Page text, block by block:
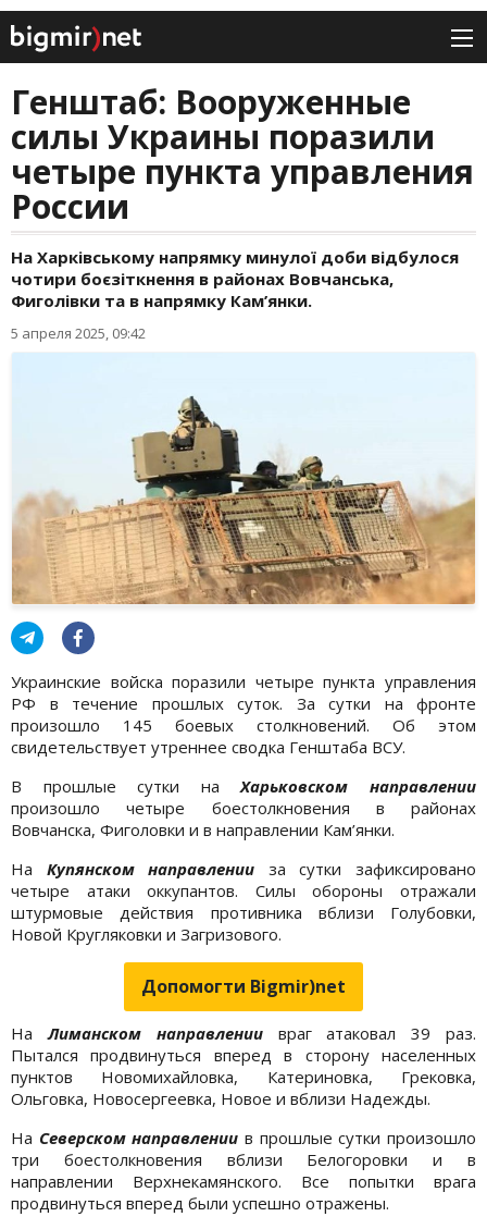
Генштаб: Вооруженные
силы Украины поразили
четыре пункта управления
России
На Харківському напрямку минулої доби відбулося
чотири боєзіткнення в районах Вовчанська,
Фиголівки та в напрямку Кам’янки.
5 апреля 2025, 09:42
Украинские войска поразили четыре пункта управления
РФ в течение прошлых суток. За сутки на фронте
произошло 145 боевых столкновений. Об этом
свидетельствует утреннее сводка Генштаба ВСУ.
В прошлые сутки наХарьковском направлении
произошло четыре боестолкновения в районах
Вовчанска, Фиголовки и в направлении Кам’янки.
На Купянском направлении за сутки зафиксировано
четыре атаки оккупантов. Силы обороны отражали
штурмовые действия противника вблизи Голубовки,
Новой Кругляковки и Загризового.
Допомогти Bigmir)net
НаЛиманском направлениивраг атаковал 39 раз.
Пытался продвинуться вперед в сторону населенных
пунктов Новомихайловка, Катериновка, Грековка,
Ольговка, Новосергеевка, Новое и вблизи Надежды.
На Северском направлении в прошлые сутки произошло
три боестолкновения вблизи Белогоровки и в
направлении Верхнекамянского. Все попытки врага
продвинуться вперед были успешно отражены.